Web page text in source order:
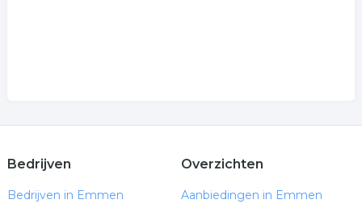
Bedrijven
Bedrijven in Emmen
Overzichten
Aanbiedingen in Emmen